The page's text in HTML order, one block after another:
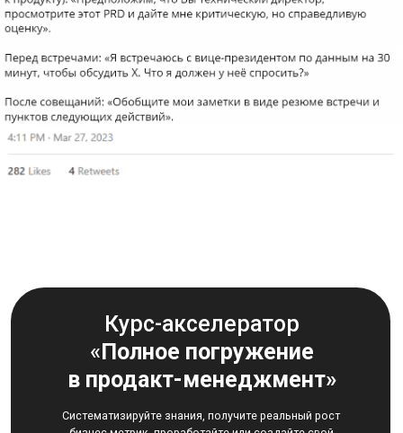
условияхПолитики конфиденциальности
рекламных рассылок
Телеграм-канал Product Lab